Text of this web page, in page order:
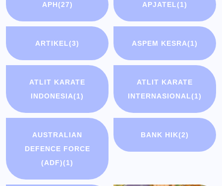
APH(27) APJATEL(1)
ARTIKEL(3) ASPEM KESRA(1)
ATLIT KARATE
INDONESIA(1)
ATLIT KARATE
INTERNASIONAL(1)
AUSTRALIAN
DEFENCE FORCE
(ADF)(1)
BANK HIK(2)